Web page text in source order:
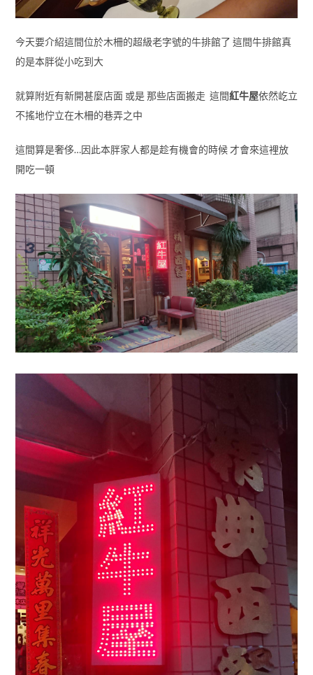
今天要介紹這間位於木柵的超級老字號的牛排館了 這間牛排館真
的是本胖從小吃到大
就算附近有新開甚麼店面 或是 那些店面搬走 這間紅牛屋依然屹立
不搖地佇立在木柵的巷弄之中
這間算是奢侈…因此本胖家人都是趁有機會的時候 才會來這裡放
開吃一頓